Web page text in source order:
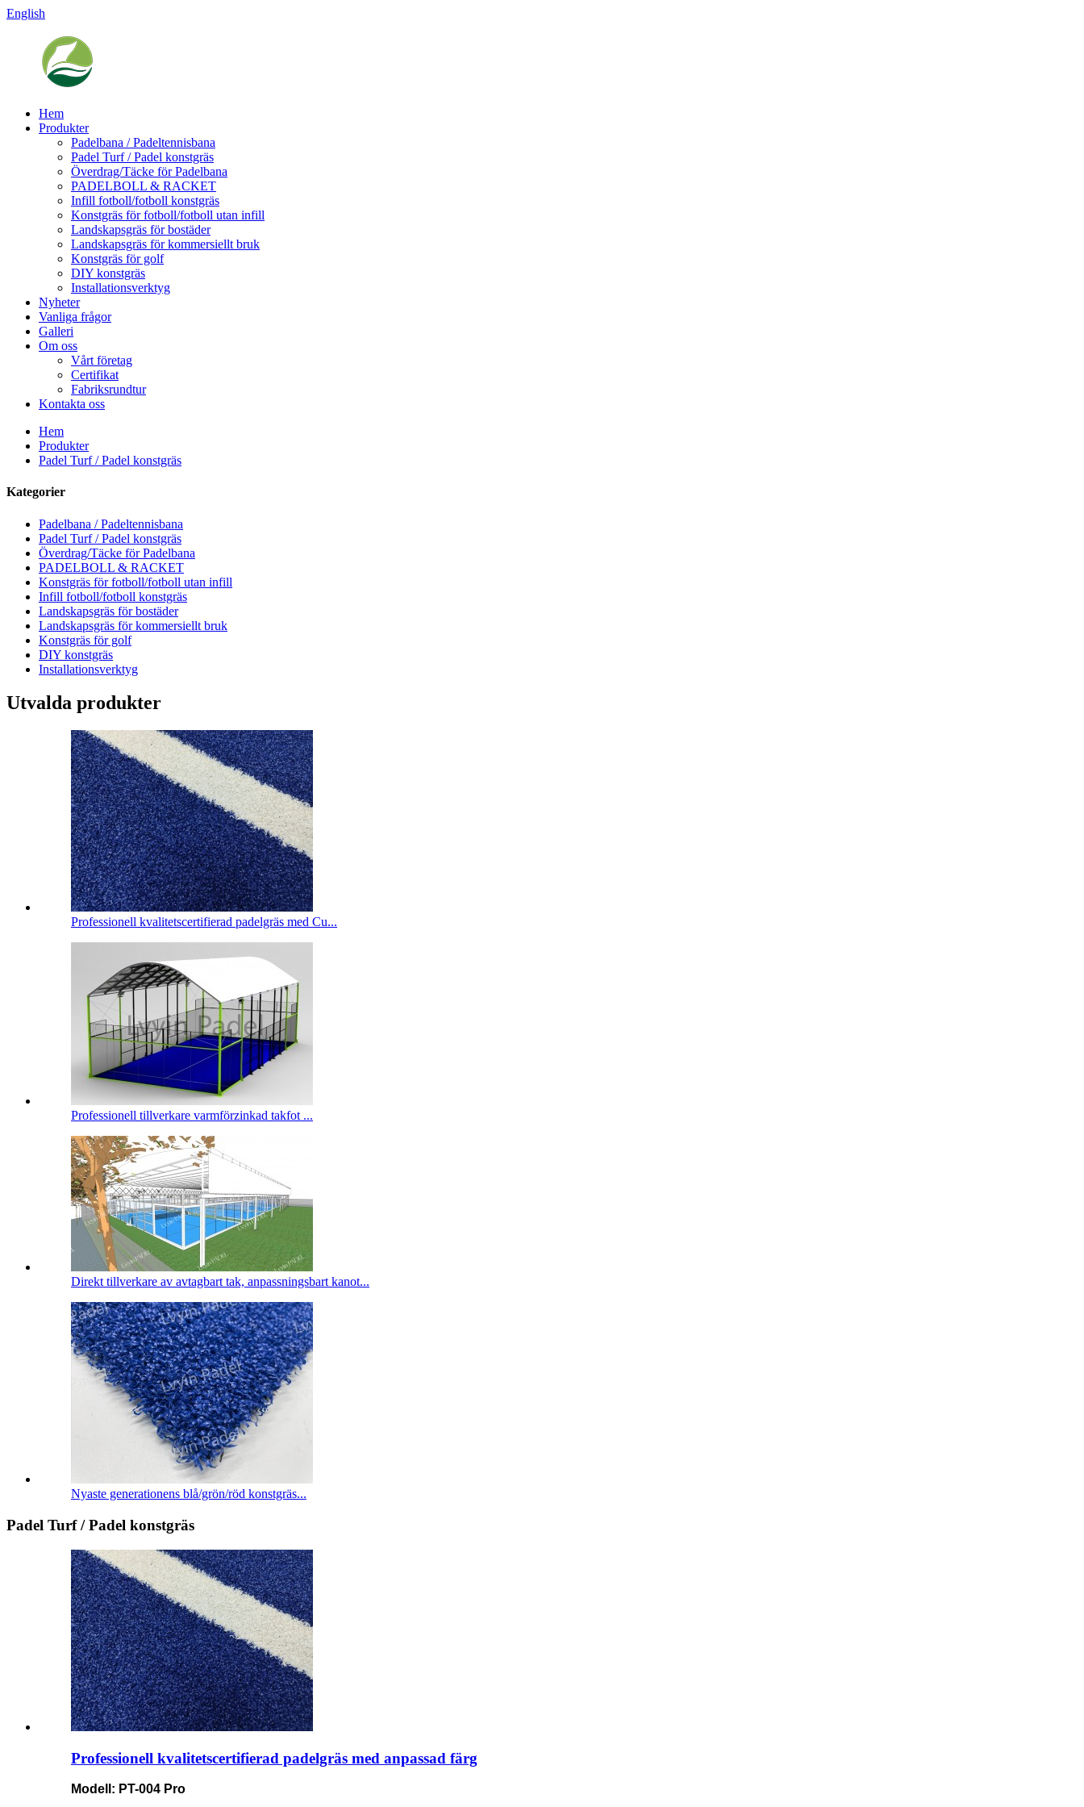
English
Hem
Produkter
Padelbana / Padeltennisbana
Padel Turf / Padel konstgräs
Överdrag/Täcke för Padelbana
PADELBOLL & RACKET
Infill fotboll/fotboll konstgräs
Konstgräs för fotboll/fotboll utan infill
Landskapsgräs för bostäder
Landskapsgräs för kommersiellt bruk
Konstgräs för golf
DIY konstgräs
Installationsverktyg
Nyheter
Vanliga frågor
Galleri
Om oss
Vårt företag
Certifikat
Fabriksrundtur
Kontakta oss
Hem
Produkter
Padel Turf / Padel konstgräs
Kategorier
Padelbana / Padeltennisbana
Padel Turf / Padel konstgräs
Överdrag/Täcke för Padelbana
PADELBOLL & RACKET
Konstgräs för fotboll/fotboll utan infill
Infill fotboll/fotboll konstgräs
Landskapsgräs för bostäder
Landskapsgräs för kommersiellt bruk
Konstgräs för golf
DIY konstgräs
Installationsverktyg
Utvalda produkter
Professionell kvalitetscertifierad padelgräs med Cu...
Professionell tillverkare varmförzinkad takfot ...
Direkt tillverkare av avtagbart tak, anpassningsbart kanot...
Nyaste generationens blå/grön/röd konstgräs...
Padel Turf / Padel konstgräs
Professionell kvalitetscertifierad padelgräs med anpassad färg
Modell: PT-004 Pro